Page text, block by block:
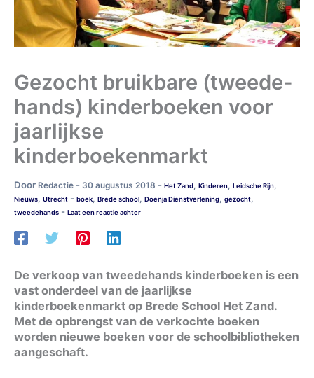
Gezocht bruikbare (tweede-
hands) kinderboeken voor
jaarlijkse
kinderboekenmarkt
Door Redactie - 30 augustus 2018 - Het Zand, Kinderen, Leidsche Rijn,
Nieuws, Utrecht - boek, Brede school, Doenja Dienstverlening, gezocht,
tweedehands - Laat een reactie achter
De verkoop van tweedehands kinderboeken is een
vast onderdeel van de jaarlijkse
kinderboekenmarkt op Brede School Het Zand.
Met de opbrengst van de verkochte boeken
worden nieuwe boeken voor de schoolbibliotheken
aangeschaft.